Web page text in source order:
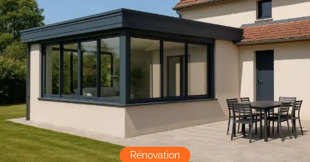
Contact
Mode sombre
Rénovation